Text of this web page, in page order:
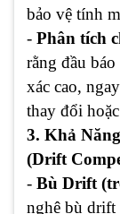
bảo vệ tính
- Phân tích
rằng đầu
xác cao,
thay đổi
3. Khả
(Drift
- Bù Drift
nghệ bù